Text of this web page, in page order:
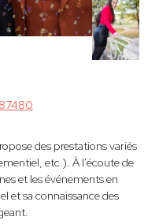
des prestations variés
etc.). À l'écoute de
et les événements en
et sa connaissance des